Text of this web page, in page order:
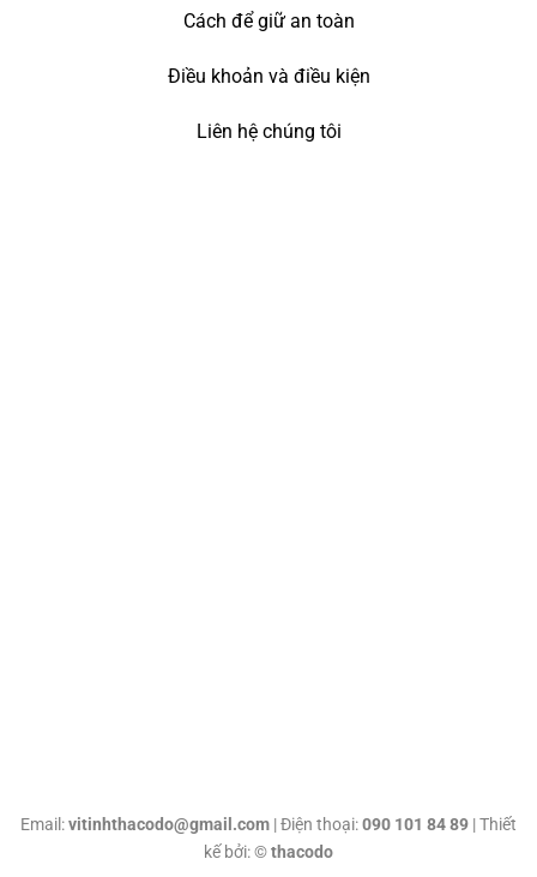
Cách để giữ an toàn
Điều khoản và điều kiện
Liên hệ chúng tôi
Email:vitinhthacodo@gmail.com | Điện thoại:090 101 84 89 | Thiết
kế bởi: ©thacodo